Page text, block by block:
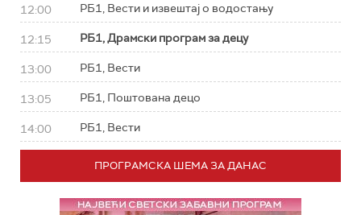
12:00 РБ1, Вести и извештај о водостању
12:15 РБ1, Драмски програм за децу
13:00 РБ1, Вести
13:05 РБ1, Поштована децо
14:00 РБ1, Вести
ПРОГРАМСКА ШЕМА ЗА ДАНАС